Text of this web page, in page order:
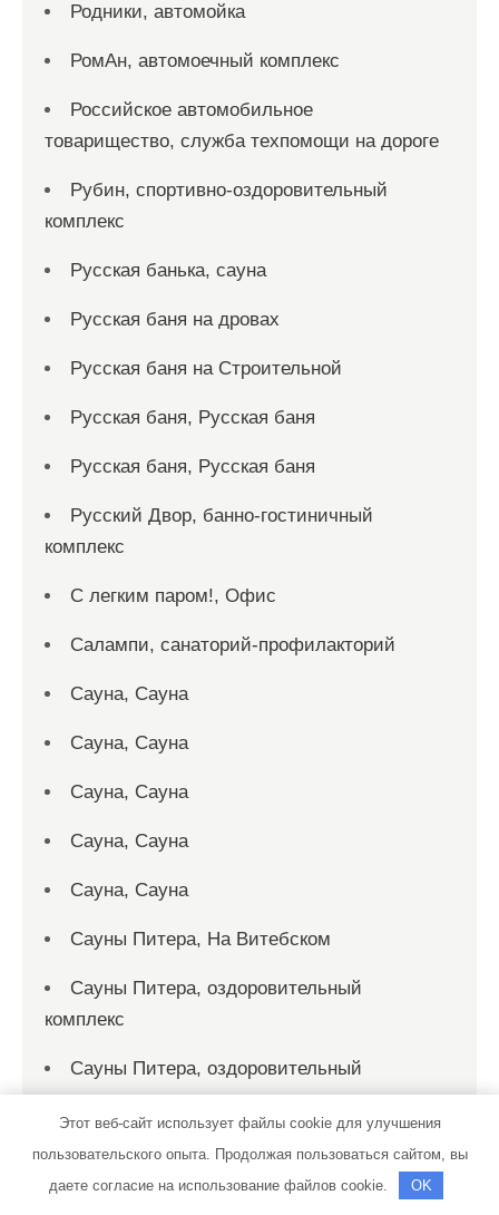
Родники, автомойка
РомАн, автомоечный комплекс
Российское автомобильное
товарищество, служба техпомощи на дороге
Рубин, спортивно-оздоровительный
комплекс
Русская банька, сауна
Русская баня на дровах
Русская баня на Строительной
Русская баня, Русская баня
Русская баня, Русская баня
Русский Двор, банно-гостиничный
комплекс
С легким паром!, Офис
Салампи, санаторий-профилакторий
Сауна, Сауна
Сауна, Сауна
Сауна, Сауна
Сауна, Сауна
Сауна, Сауна
Сауны Питера, На Витебском
Сауны Питера, оздоровительный
комплекс
Сауны Питера, оздоровительный
комплекс
Северный форос, сауна
Сервисный центр
Этот веб-сайт использует файлы cookie для улучшения
пользовательского опыта. Продолжая пользоваться сайтом, вы
даете согласие на использование файлов cookie.
OK